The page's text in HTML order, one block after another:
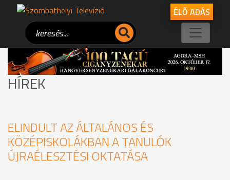
ÉLŐ ADÁS
HÍREK
ELINDULT AZ ÁLTALÁNOS ÉS
KÖZÉPISKOLÁKBAN A TANULÓK
ÚJRAÉLESZTÉSI OKTATÁSA